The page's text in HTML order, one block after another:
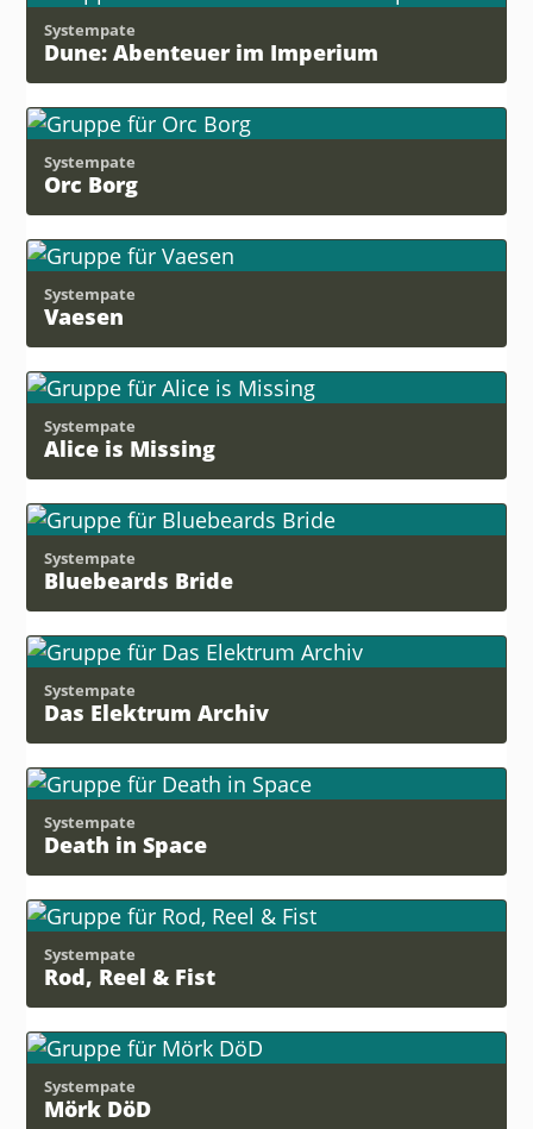
Systempate
Dune: Abenteuer im Imperium
Systempate
Orc Borg
Systempate
Vaesen
Systempate
Alice is Missing
Systempate
Bluebeards Bride
Systempate
Das Elektrum Archiv
Systempate
Death in Space
Systempate
Rod, Reel & Fist
Systempate
Mörk DöD